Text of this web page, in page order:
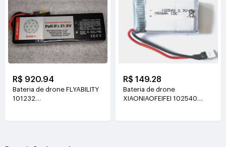
R$ 920.94
Bateria de drone FLYABILITY
101232
R$ 149.28
Bateria de drone
XIAONIAOFEIFEI 102540